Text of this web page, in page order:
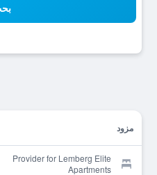
مزود
Provider for Lemberg Elite
Apartments